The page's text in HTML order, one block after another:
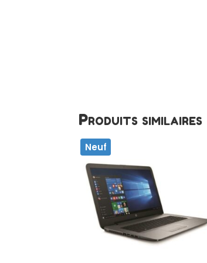
Produits similaires
Neuf